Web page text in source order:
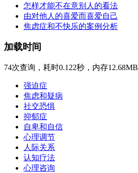
怎样才能不在意别人的看法
由对他人的喜爱而喜爱自己
焦虑症和不快乐的案例分析
加载时间
74次查询，耗时0.122秒，内存12.68MB
强迫症
焦虑和疑病
社交恐惧
抑郁症
自卑和自信
心理调节
人际关系
认知疗法
心理咨询